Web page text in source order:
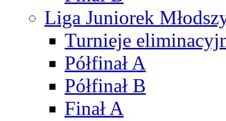
Liga Juniorek
Turnieje
Półfinał A
Półfinał B
Finał A